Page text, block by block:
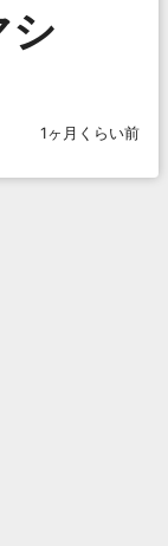
シ
1ヶ月くらい前